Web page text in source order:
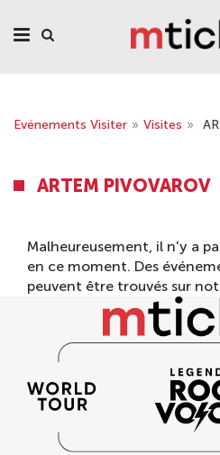
Evénements Visiter » Visites »
ARTEM PIVOVAROV
Malheureusement, il n'y a
en ce moment. Des
peuvent être trouvés sur